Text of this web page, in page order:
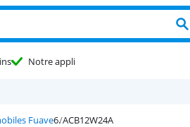
Notre appli
Fuave ACB12W24A